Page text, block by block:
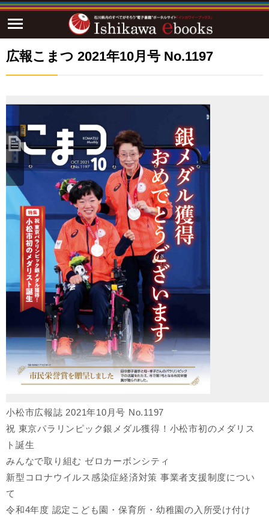
広報こまつ 2021年10月号 No.1197
小松市広報誌 2021年10月号 No.1197
祝 東京パラリンピック銀メダル獲得！小松市初のメダリス
ト誕生
みんなで取り組む ゼロカーボンシティ
新型コロナウイルス感染症経済対策 事業者支援制度につい
て
令和4年度 認定こども園・保育所・幼稚園の入所受け付け